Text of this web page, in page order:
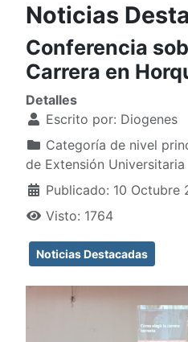
Noticias
Conferencia
Carrera en
Detalles
Escrito por: Diogenes
Categoría de nivel
de Extensión Universitaria
Publicado: 10 Octubre
Visto: 1764
Noticias Destacadas